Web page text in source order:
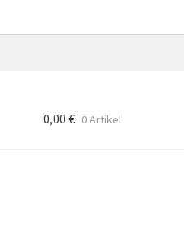
0,00€ 0 Artikel